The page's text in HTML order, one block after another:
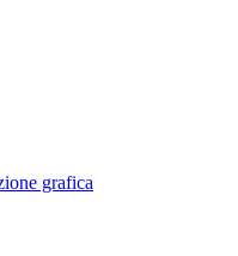
grafica